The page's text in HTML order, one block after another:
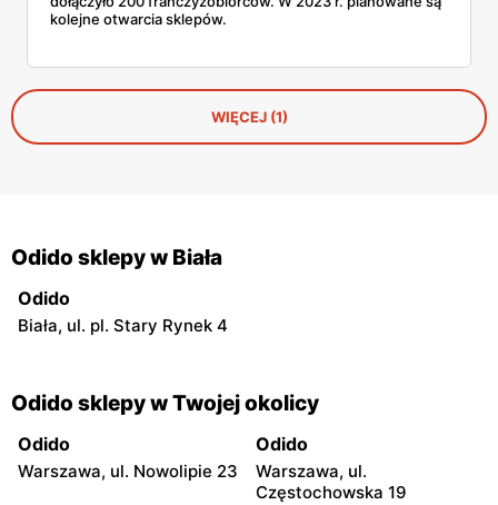
kolejne otwarcia sklepów.
WIĘCEJ (1)
Odido sklepy w Biała
Odido
Biała, ul. pl. Stary Rynek 4
Odido sklepy w Twojej okolicy
Odido
Warszawa, ul. Nowolipie 23
Odido
Warszawa, ul.
Częstochowska 19